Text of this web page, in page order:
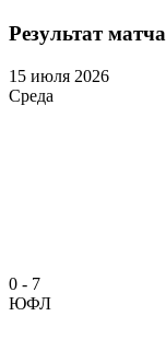
Результат матча
15 июля 2026
Среда
0 - 7
ЮФЛ